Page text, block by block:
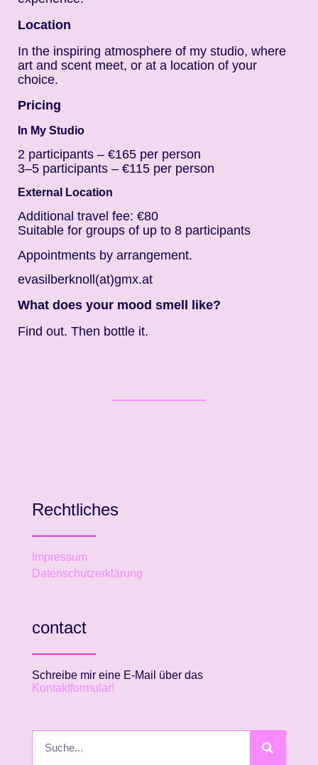
Location
In the inspiring atmosphere of my studio, where
art and scent meet, or at a location of your
choice.
Pricing
In My Studio
2 participants – €165 per person
3–5 participants – €115 per person
External Location
Additional travel fee: €80
Suitable for groups of up to 8 participants
Appointments by arrangement.
evasilberknoll(at)gmx.at
What does your mood smell like?
Find out. Then bottle it.
Rechtliches
Impressum
Datenschutzerklärung
contact
Schreibe mir eine E-Mail über das
Kontaktformular!